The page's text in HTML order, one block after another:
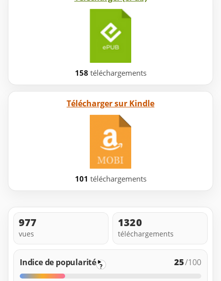
158 téléchargements
Télécharger sur Kindle
101 téléchargements
977
vues
1320
téléchargements
Indice de popularité ? 25/100